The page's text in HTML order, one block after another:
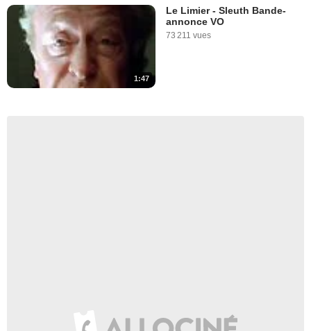
1:47
Le Limier - Sleuth Bande-
annonce VO
73 211 vues